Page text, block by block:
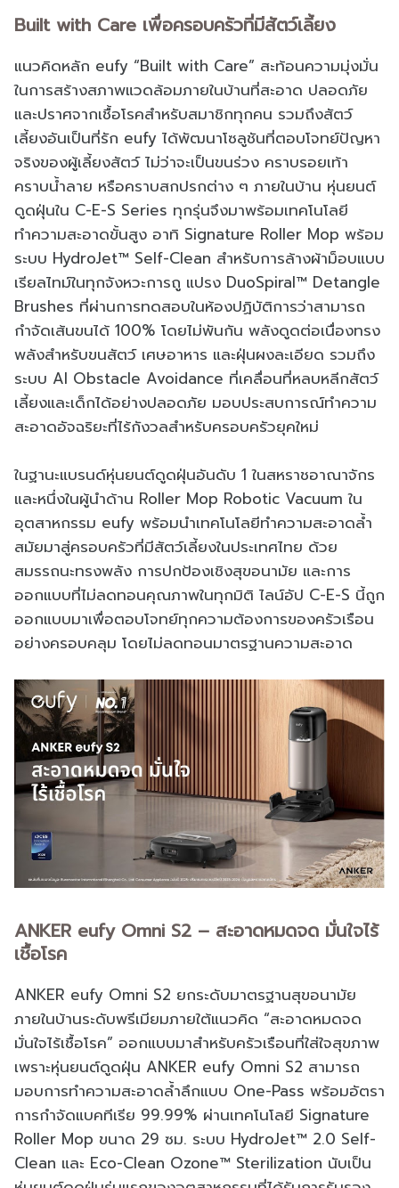
Built with Care เพื่อครอบครัวที่มีสัตว์เลี้ยง
แนวคิดหลัก eufy “Built with Care” สะท้อนความมุ่งมั่น
ในการสร้างสภาพแวดล้อมภายในบ้านที่สะอาด ปลอดภัย
และปราศจากเชื้อโรคสำหรับสมาชิกทุกคน รวมถึงสัตว์
เลี้ยงอันเป็นที่รัก eufy ได้พัฒนาโซลูชันที่ตอบโจทย์ปัญหา
จริงของผู้เลี้ยงสัตว์ ไม่ว่าจะเป็นขนร่วง คราบรอยเท้า
คราบน้ำลาย หรือคราบสกปรกต่าง ๆ ภายในบ้าน หุ่นยนต์
ดูดฝุ่นใน C-E-S Series ทุกรุ่นจึงมาพร้อมเทคโนโลยี
ทำความสะอาดขั้นสูง อาทิ Signature Roller Mop พร้อม
ระบบ HydroJet™ Self-Clean สำหรับการล้างผ้าม็อบแบบ
เรียลไทม์ในทุกจังหวะการถู แปรง DuoSpiral™ Detangle
Brushes ที่ผ่านการทดสอบในห้องปฏิบัติการว่าสามารถ
กำจัดเส้นขนได้ 100% โดยไม่พันกัน พลังดูดต่อเนื่องทรง
พลังสำหรับขนสัตว์ เศษอาหาร และฝุ่นผงละเอียด รวมถึง
ระบบ AI Obstacle Avoidance ที่เคลื่อนที่หลบหลีกสัตว์
เลี้ยงและเด็กได้อย่างปลอดภัย มอบประสบการณ์ทำความ
สะอาดอัจฉริยะที่ไร้กังวลสำหรับครอบครัวยุคใหม่
ในฐานะแบรนด์หุ่นยนต์ดูดฝุ่นอันดับ 1 ในสหราชอาณาจักร
และหนึ่งในผู้นำด้าน Roller Mop Robotic Vacuum ใน
อุตสาหกรรม eufy พร้อมนำเทคโนโลยีทำความสะอาดล้ำ
สมัยมาสู่ครอบครัวที่มีสัตว์เลี้ยงในประเทศไทย ด้วย
สมรรถนะทรงพลัง การปกป้องเชิงสุขอนามัย และการ
ออกแบบที่ไม่ลดทอนคุณภาพในทุกมิติ ไลน์อัป C-E-S นี้ถูก
ออกแบบมาเพื่อตอบโจทย์ทุกความต้องการของครัวเรือน
อย่างครอบคลุม โดยไม่ลดทอนมาตรฐานความสะอาด
ANKER eufy Omni S2 – สะอาดหมดจด มั่นใจไร้
เชื้อโรค
ANKER eufy Omni S2 ยกระดับมาตรฐานสุขอนามัย
ภายในบ้านระดับพรีเมียมภายใต้แนวคิด “สะอาดหมดจด
มั่นใจไร้เชื้อโรค” ออกแบบมาสำหรับครัวเรือนที่ใส่ใจสุขภาพ
เพราะหุ่นยนต์ดูดฝุ่น ANKER eufy Omni S2 สามารถ
มอบการทำความสะอาดล้ำลึกแบบ One-Pass พร้อมอัตรา
การกำจัดแบคทีเรีย 99.99% ผ่านเทคโนโลยี Signature
Roller Mop ขนาด 29 ซม. ระบบ HydroJet™ 2.0 Self-
Clean และ Eco-Clean Ozone™ Sterilization นับเป็น